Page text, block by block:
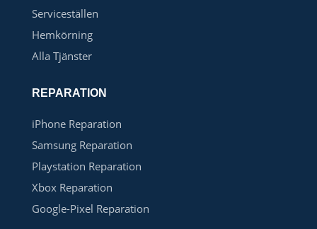
Serviceställen
Hemkörning
Alla Tjänster
REPARATION
iPhone Reparation
Samsung Reparation
Playstation Reparation
Xbox Reparation
Google-Pixel Reparation